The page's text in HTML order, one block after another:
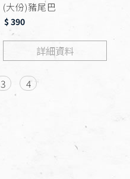
(大份)豬尾巴
$ 390
詳細資料
3 4